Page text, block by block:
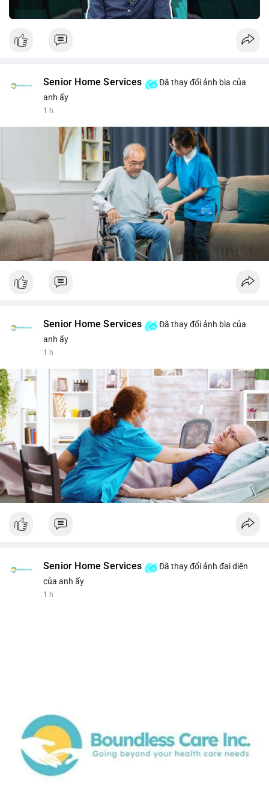
Senior Home Services
Đã thay đổi ảnh bìa của
anh ấy
1 h
Senior Home Services
Đã thay đổi ảnh bìa của
anh ấy
1 h
Senior Home Services
Đã thay đổi ảnh đại diện
của anh ấy
1 h